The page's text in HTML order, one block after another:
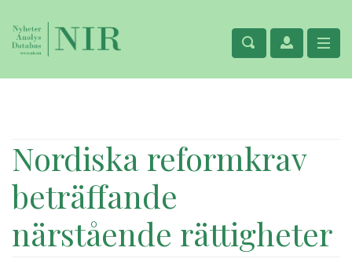
Nordiska reformkrav
beträffande
närstående rättigheter